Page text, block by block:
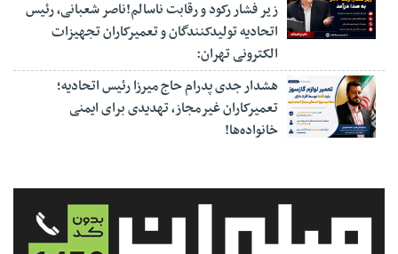
زیر فشار رکود و رقابت ناسالم!ناصر شعبانی، رئیس
اتحادیه تولیدکنندگان و تعمیرکاران تجهیزات
الکترونی تهران:
هشدار جدی پدرام حاج میرزا رئیس اتحادیه؛
تعمیرکاران غیرمجاز، تهدیدی برای ایمنی
خانواده‌ها!